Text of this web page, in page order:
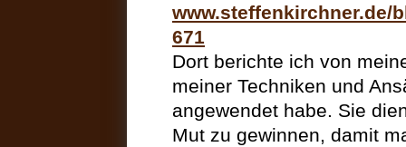
www.steffenkirchner.de/
671
Dort berichte ich von
meiner Techniken und
angewendet habe. Sie
Mut zu gewinnen, damit